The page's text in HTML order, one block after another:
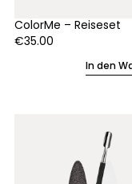
ColorMe – Reiseset
€35.00
In den